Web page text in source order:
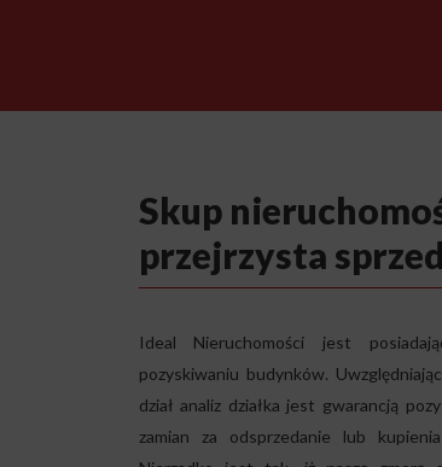
Skup
przejrzysta
Ideal Nieruchomości jest
pozyskiwaniu budynków.
dział analiz działka jest gwarancją
zamian za odsprzedanie lub